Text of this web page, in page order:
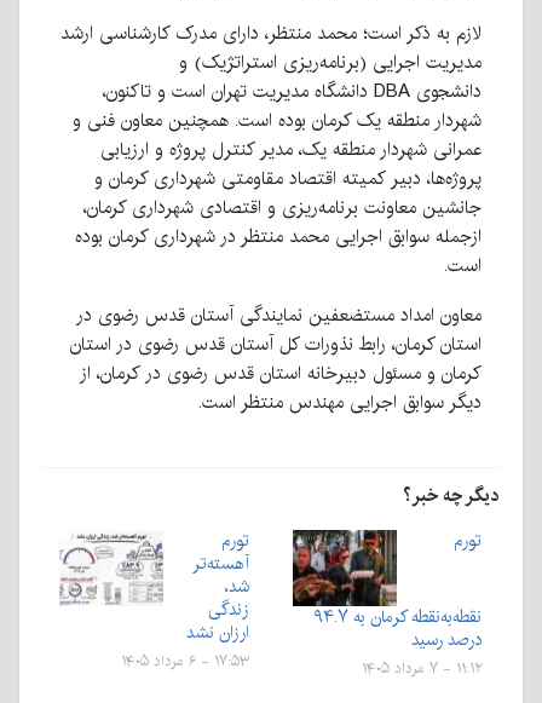
لازم به ذکر است؛ محمد منتظر، دارای مدرک کارشناسی ارشد
مدیریت اجرایی (برنامه‌ریزی استراتژیک) و
دانشجوی DBA دانشگاه مدیریت تهران است و تاکنون،
شهردار منطقه یک کرمان بوده است. همچنین معاون فنی و
عمرانی شهردار منطقه یک، مدیر کنترل پروژه و ارزیابی
پروژه‌ها، دبیر کمیته اقتصاد مقاومتی شهرداری کرمان و
جانشین معاونت برنامه‌ریزی و اقتصادی شهرداری کرمان،
ازجمله سوابق اجرایی محمد منتظر در شهرداری کرمان بوده
است.
معاون امداد مستضعفین نمایندگی آستان قدس رضوی در
استان کرمان، رابط نذورات کل آستان قدس رضوی در استان
کرمان و مسئول دبیرخانه استان قدس رضوی در کرمان، از
دیگر سوابق اجرایی مهندس منتظر است.
دیگر چه خبر؟
تورم
نقطه‌به‌نقطه کرمان به ۹۴.۷
درصد رسید
۱۱:۱۲ - ۷ مرداد ۱۴۰۵
تورم
آهسته‌تر
شد،
زندگی
ارزان نشد
۱۷:۵۳ - ۶ مرداد ۱۴۰۵